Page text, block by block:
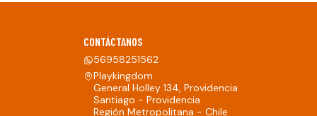
CONTÁCTANOS
56958251562
Playkingdom
General Holley 134, Providencia
Santiago - Providencia
Región Metropolitana - Chile